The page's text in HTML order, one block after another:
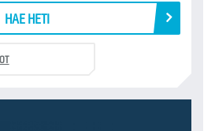
HAE HETI